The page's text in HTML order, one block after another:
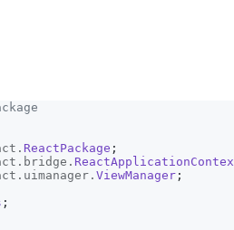
. ReactPackage ;
. bridge .
. uimanager . ViewManager ;
;